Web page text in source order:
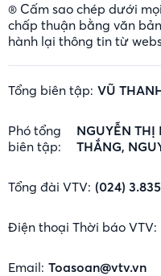
® Cấm sao chép dưới
chấp thuận bằng văn
hành lại thông tin từ
Tổng biên tập: VŨ
Phó tổng
biên tập:
NGUYỄN
THẮNG,
Tổng đài VTV: (024)
Điện thoại Thời báo VTV:
Email: Toasoan@vtv.vn